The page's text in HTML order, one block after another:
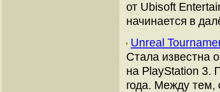
от Ubisoft
начинается в
Unreal
Стала известна
на PlayStation 3.
года. Между тем,